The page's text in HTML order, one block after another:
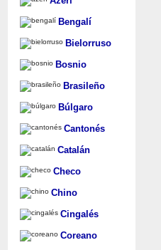
Bengalí
Bielorruso
Bosnio
Brasileño
Búlgaro
Cantonés
Catalán
Checo
Chino
Cingalés
Coreano